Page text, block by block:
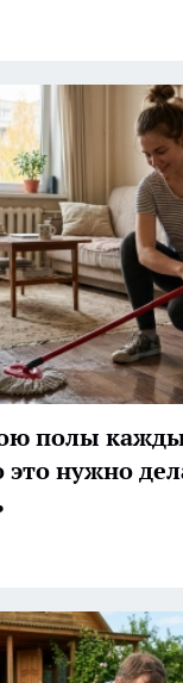
полы
это нужно